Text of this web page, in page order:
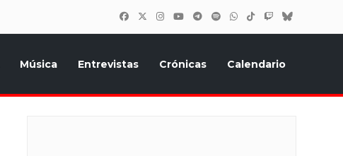
Música Entrevistas Crónicas Calendario